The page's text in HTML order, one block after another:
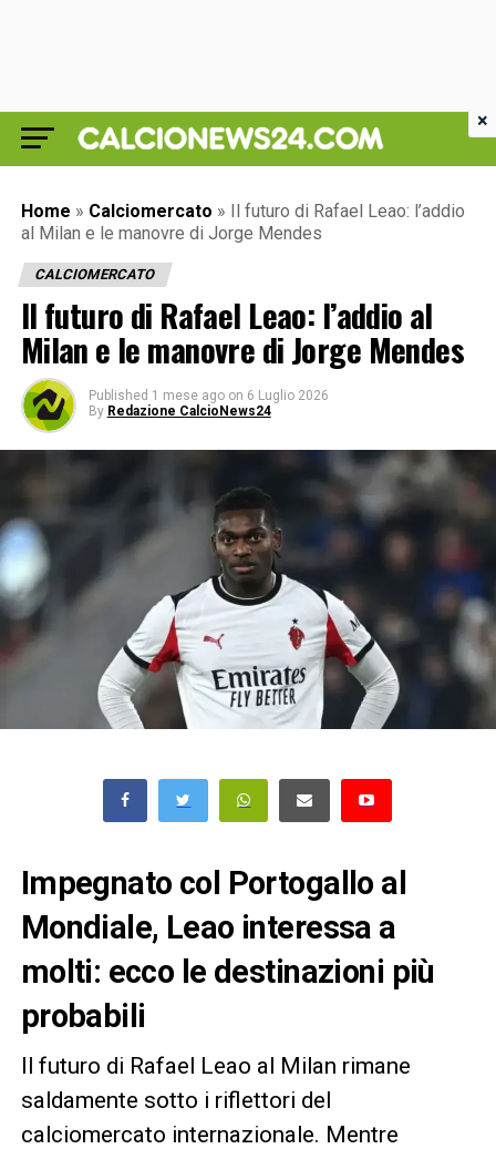
Home » Calciomercato » Il futuro di Rafael Leao: l’addio
al Milan e le manovre di Jorge Mendes
CALCIOMERCATO
Il futuro di Rafael Leao: l’addio al
Milan e le manovre di Jorge Mendes
Published 1 mese ago on 6 Luglio 2026
By Redazione CalcioNews24
Impegnato col Portogallo al
Mondiale, Leao interessa a
molti: ecco le destinazioni più
probabili
Il futuro di Rafael Leao al Milan rimane
saldamente sotto i riflettori del
calciomercato internazionale. Mentre
×